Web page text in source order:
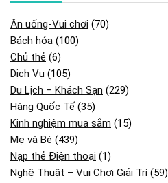
Ăn uống-Vui chơi (70)
Bách hóa (100)
Chủ thẻ (6)
Dịch Vụ (105)
Du Lịch – Khách Sạn (229)
Hàng Quốc Tế (35)
Kinh nghiệm mua sắm (15)
Mẹ và Bé (439)
Nạp thẻ Điện thoại (1)
Nghệ Thuật – Vui Chơi Giải Trí(59)